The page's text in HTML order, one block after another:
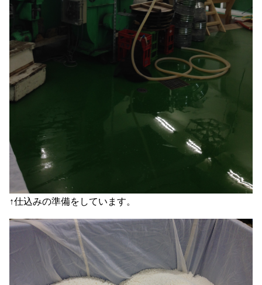
↑仕込みの準備をしています。